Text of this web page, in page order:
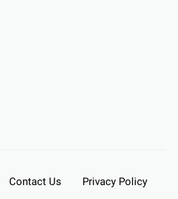
Contact Us
Privacy Policy